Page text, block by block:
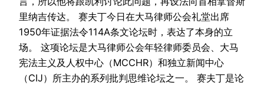
里纳吉传达。 赛夫丁今日在大马律师公会礼堂出席
1950年证据法令114A条文论坛时，表达了本身的立
场。 这项论坛是大马律师公会年轻律师委员会、大马
宪法主义及人权中心（MCCHR）和独立新闻中心
（CIJ）所主办的系列批判思维论坛之一。 赛夫丁是论